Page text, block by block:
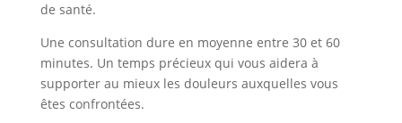
de santé.
Une consultation dure en moyenne entre 30 et 60
minutes. Un temps précieux qui vous aidera à
supporter au mieux les douleurs auxquelles vous
êtes confrontées.